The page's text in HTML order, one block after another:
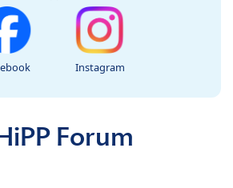
Instagram
Forum